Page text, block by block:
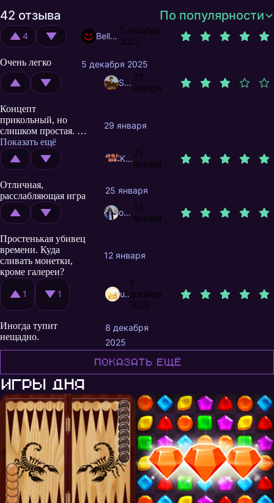
42 отзыва По популярности
4 Bellektris
5 декабря
2025
Очень легко
5 декабря 2025
Strelok13
29
января
Концепт
прикольный, но
слишком простая. До
750 уровня за два
дня неспешно, мозг
не напрягает
Фактически время
прохождения уровня
20-30 секунд,
проиграть уровень
голове есть хотябы
хлебный мякиш.
Скучно 3/5
Показать ещё
29 января
KamradEvgen
25
января
Отличная,
расслабляющая игра
25 января
ochpochmac
12
января
Простенькая убивец
времени. Куда
сливать монетки,
кроме галереи?
12 января
1 1 user8385472
8
декабря
2025
Иногда тупит
нещадно.
8 декабря
2025
Показать ещё
Игры дня